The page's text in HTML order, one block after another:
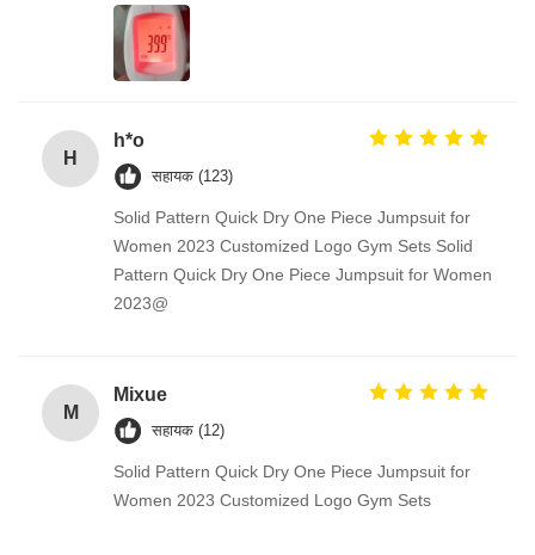
H
h*o
सहायक (123)
Solid Pattern Quick Dry One Piece Jumpsuit for
Women 2023 Customized Logo Gym Sets Solid
Pattern Quick Dry One Piece Jumpsuit for Women
2023@
M
Mixue
सहायक (12)
Solid Pattern Quick Dry One Piece Jumpsuit for
Women 2023 Customized Logo Gym Sets